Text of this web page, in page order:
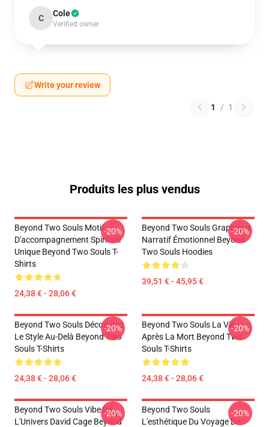
C Cole
Verified owner
Write your review
1 / 1
Produits les plus vendus
Beyond Two Souls Motif
D'accompagnement Spirituel
Unique Beyond Two Souls T-
Shirts
24,38 € - 28,06 €
-20%
Beyond Two Souls Graphique
Narratif Émotionnel Beyond
Two Souls Hoodies
39,51 € - 45,95 €
-20%
Beyond Two Souls Découvrez
Le Style Au-Delà Beyond Two
Souls T-Shirts
24,38 € - 28,06 €
-20%
Beyond Two Souls La Vie
Après La Mort Beyond Two
Souls T-Shirts
24,38 € - 28,06 €
-20%
Beyond Two Souls Vibe De
L'Univers David Cage Beyond
-20%
Beyond Two Souls
L'esthétique Du Voyage De
-20%